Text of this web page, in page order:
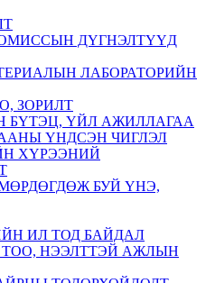
ДҮГНЭЛТҮҮД
ЛАБОРАТОРИЙН
ЗОРИЛТ
БҮТЭЦ, ҮЙЛ АЖИЛЛАГАА
ҮНДСЭН ЧИГЛЭЛ
ХҮРЭЭНИЙ
БУЙ ҮНЭ,
ИЛ ТОД БАЙДАЛ
ТОО, НЭЭЛТТЭЙ АЖЛЫН